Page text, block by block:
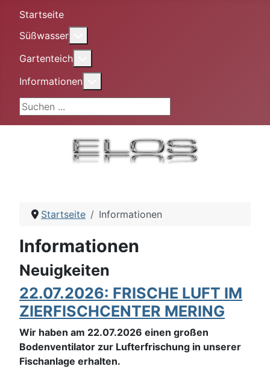
Startseite
Süßwasser
Gartenteich
Informationen
Suchen ...
Startseite Informationen
Informationen
Neuigkeiten
22.07.2026: FRISCHE LUFT IM
ZIERFISCHCENTER MERING
Wir haben am 22.07.2026 einen großen
Bodenventilator zur Lufterfrischung in unserer
Fischanlage erhalten.